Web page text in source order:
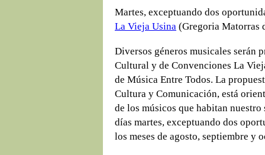
Martes, exceptuando dos
La Vieja Usina (Gregoria Matorras
Diversos géneros musicales serán
Cultural y de Convenciones La
de Música Entre Todos. La
Cultura y Comunicación, está
de los músicos que habitan
días martes, exceptuando dos
los meses de agosto, septiembre y